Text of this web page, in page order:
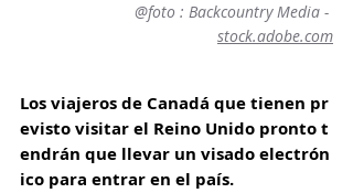
@foto : Backcountry Media -
stock.adobe.com
Los viajeros de Canadá que tienen pr
evisto visitar el Reino Unido pronto t
endrán que llevar un visado electrón
ico para entrar en el país.